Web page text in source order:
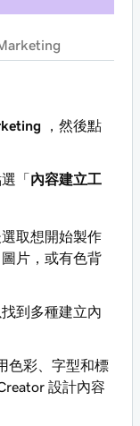
，然後點
「 內容建立工
選取想開始製作
片，或有色背
到多種建立內
色彩、字型和標
設計內容